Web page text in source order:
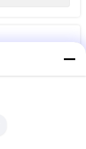
długość fali